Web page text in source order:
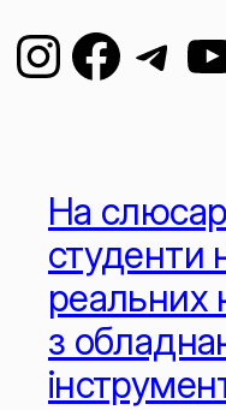
На
студенти
реальних
з